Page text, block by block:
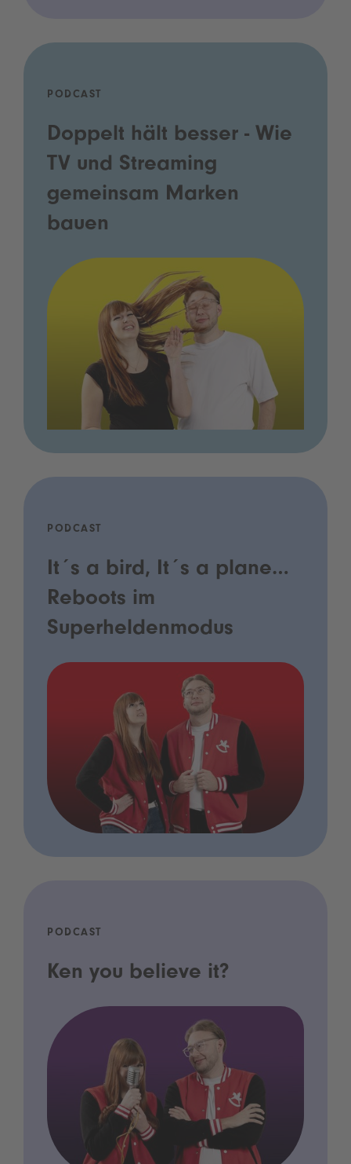
PODCAST
Doppelt hält besser - Wie
TV und Streaming
gemeinsam Marken
bauen
PODCAST
It´s a bird, It´s a plane…
Reboots im
Superheldenmodus
PODCAST
Ken you believe it?